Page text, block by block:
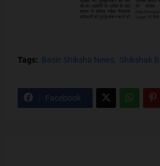
Tags: Basic Shiksha News Shikshak
Facebook